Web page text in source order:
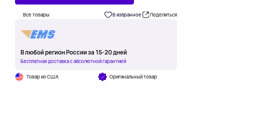
Все товары В избранное Поделиться
В любой регион России за 15-20 дней
Бесплатная доставка с абсолютной гарантией
Товар из США Оригинальный товар